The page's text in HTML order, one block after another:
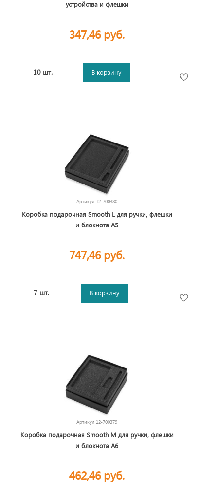
устройства и флешки
347,46 руб.
10 шт. В корзину
Артикул 12-700380
Коробка подарочная Smooth L для ручки, флешки
и блокнота А5
747,46 руб.
7 шт. В корзину
Артикул 12-700379
Коробка подарочная Smooth M для ручки, флешки
и блокнота А6
462,46 руб.